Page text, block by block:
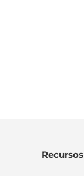
Recursos